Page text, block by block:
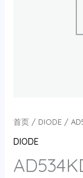
首页/ DIODE/
DIODE